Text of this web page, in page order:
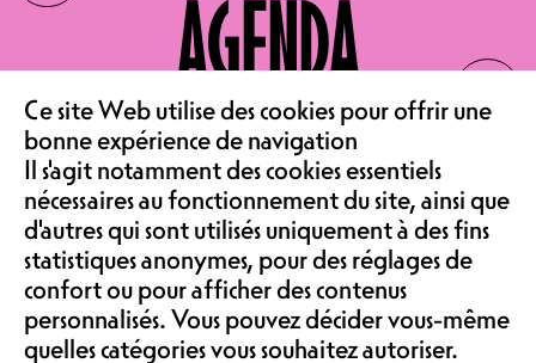
‹
AGENDA
LE CAFÉ
ASSOCIATION &
COMMUNAUTÉ
AFTERPARTY DE LA FÊTE DE
LA DANSE : DARON·ES
AU CAFÉ | DÈS 22H00 |
ENTRÉE LIBRE
Le lieu et le moment parfaits pour
mettre en pratique les
recommandations de Jo et Alex !
Le Nouveau Monde accueille la Fête
de la Danse !
https://fetedeladanse.ch/fribourg/
Ce site Web utilise des cookies pour offrir une
bonne expérience de navigation
Il s'agit notamment des cookies essentiels
nécessaires au fonctionnement du site, ainsi que
d'autres qui sont utilisés uniquement à des fins
statistiques anonymes, pour des réglages de
confort ou pour afficher des contenus
personnalisés. Vous pouvez décider vous-même
quelles catégories vous souhaitez autoriser.